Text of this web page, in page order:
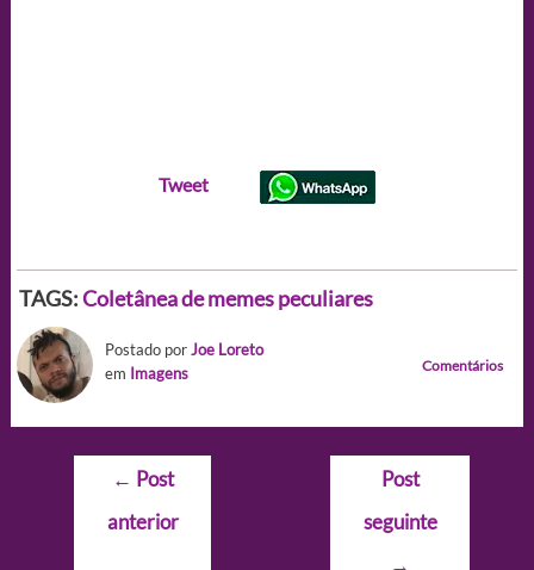
Tweet
TAGS:Coletânea de memes peculiares
Postado porJoe Loreto
em Imagens Comentários
Navegação
Post
← Post
anterior
Post
seguinte
→